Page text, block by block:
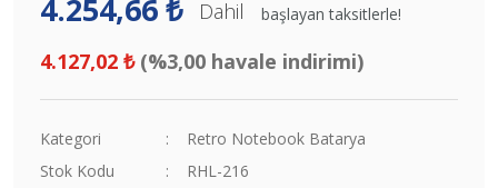
4.254,66 ₺ Dahil
başlayan taksitlerle!
4.127,02 ₺ (%3,00 havale indirimi)
Kategori
Retro Notebook Batarya
Stok Kodu
RHL-216